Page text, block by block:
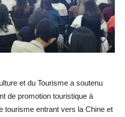
et du Tourisme a soutenu
de promotion touristique à
tourisme entrant vers la Chine et